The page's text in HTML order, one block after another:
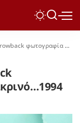
της από το μακρινό…1994